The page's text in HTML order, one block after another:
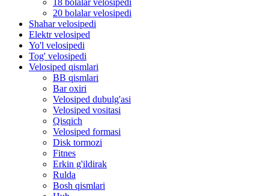
18 bolalar velosipedi
20 bolalar velosipedi
Shahar velosipedi
Elektr velosiped
Yo'l velosipedi
Tog' velosipedi
Velosiped qismlari
BB qismlari
Bar oxiri
Velosiped dubulg'asi
Velosiped vositasi
Qisqich
Velosiped formasi
Disk tormozi
Fitnes
Erkin g'ildirak
Rulda
Bosh qismlari